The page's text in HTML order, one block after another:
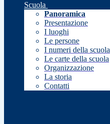
Scuola
Panoramica
Presentazione
I luoghi
Le persone
I numeri della scuola
Le carte della scuola
Organizzazione
La storia
Contatti